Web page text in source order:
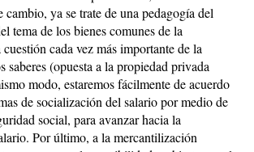
ya se trate de una pedagogía del
tema de los bienes comunes de la
cada vez más importante de la
saberes (opuesta a la propiedad privada
modo, estaremos fácilmente de acuerdo
de socialización del salario por medio de
social, para avanzar hacia la
Por último, a la mercantilización